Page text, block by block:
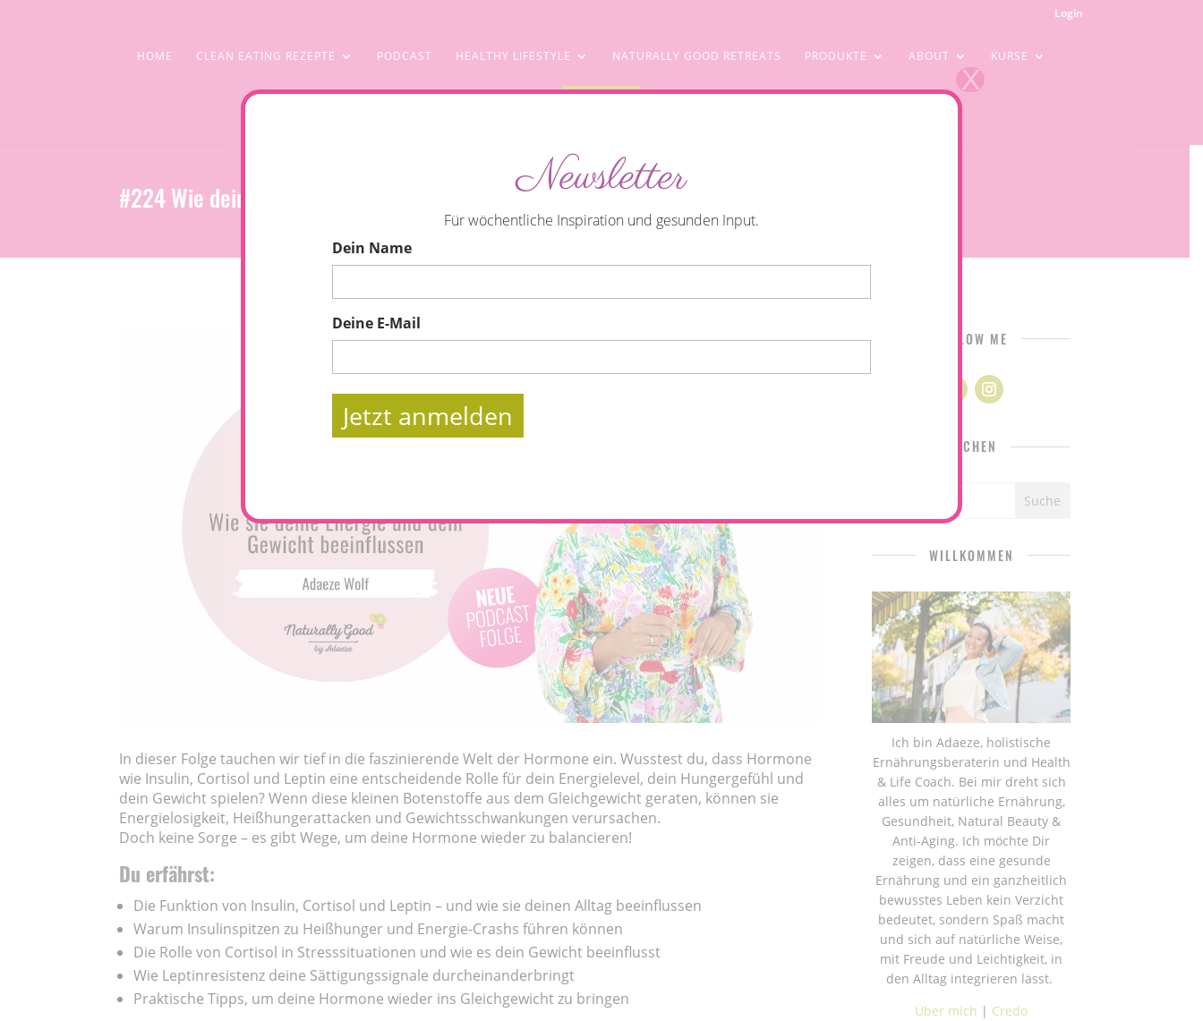
Login
HOME CLEAN EATING REZEPTE PODCAST HEALTHY LIFESTYLE NATURALLY GOOD RETREATS PRODUKTE ABOUT KURSE
#224 Wie deine Hormone deine Energie und dein Gewicht beeinflussen
In dieser Folge tauchen wir tief in die faszinierende Welt der Hormone ein. Wusstest du, dass Hormone
wie Insulin, Cortisol und Leptin eine entscheidende Rolle für dein Energielevel, dein Hungergefühl und
dein Gewicht spielen? Wenn diese kleinen Botenstoffe aus dem Gleichgewicht geraten, können sie
Energielosigkeit, Heißhungerattacken und Gewichtsschwankungen verursachen.
Doch keine Sorge – es gibt Wege, um deine Hormone wieder zu balancieren!
Du erfährst:
Die Funktion von Insulin, Cortisol und Leptin – und wie sie deinen Alltag beeinflussen
Warum Insulinspitzen zu Heißhunger und Energie-Crashs führen können
Die Rolle von Cortisol in Stresssituationen und wie es dein Gewicht beeinflusst
Wie Leptinresistenz deine Sättigungssignale durcheinanderbringt
Praktische Tipps, um deine Hormone wieder ins Gleichgewicht zu bringen
FOLLOW ME
SUCHEN
WILLKOMMEN
Ich bin Adaeze, holistische
Ernährungsberaterin und Health
& Life Coach. Bei mir dreht sich
alles um natürliche Ernährung,
Gesundheit, Natural Beauty &
Anti-Aging. Ich möchte Dir
zeigen, dass eine gesunde
Ernährung und ein ganzheitlich
bewusstes Leben kein Verzicht
bedeutet, sondern Spaß macht
und sich auf natürliche Weise,
mit Freude und Leichtigkeit, in
den Alltag integrieren lässt.
Über mich | Credo
Newsletter
Für wöchentliche Inspiration und gesunden Input.
Dein Name
Deine E-Mail
Jetzt anmelden
X